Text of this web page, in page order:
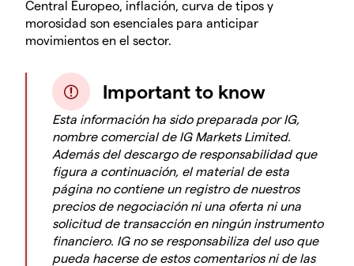
Central Europeo, inflación, curva de tipos y
morosidad son esenciales para anticipar
movimientos en el sector.
Important to know
Esta información ha sido preparada por IG,
nombre comercial de IG Markets Limited.
Además del descargo de responsabilidad que
figura a continuación, el material de esta
página no contiene un registro de nuestros
precios de negociación ni una oferta ni una
solicitud de transacción en ningún instrumento
financiero. IG no se responsabiliza del uso que
pueda hacerse de estos comentarios ni de las